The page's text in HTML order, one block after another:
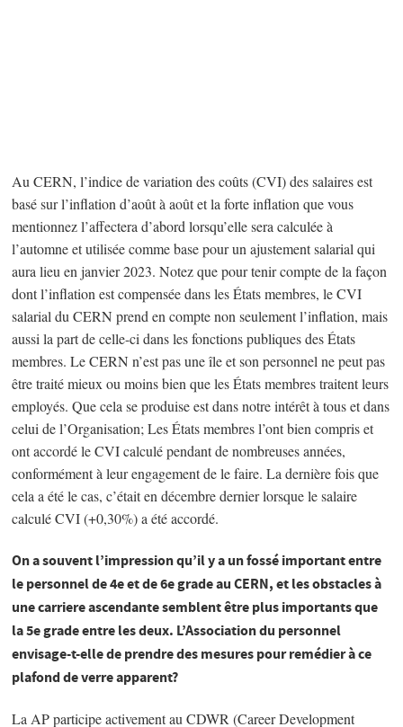
Au CERN, l’indice de variation des coûts (CVI) des salaires est
basé sur l’inflation d’août à août et la forte inflation que vous
mentionnez l’affectera d’abord lorsqu’elle sera calculée à
l’automne et utilisée comme base pour un ajustement salarial qui
aura lieu en janvier 2023. Notez que pour tenir compte de la façon
dont l’inflation est compensée dans les États membres, le CVI
salarial du CERN prend en compte non seulement l’inflation, mais
aussi la part de celle-ci dans les fonctions publiques des États
membres. Le CERN n’est pas une île et son personnel ne peut pas
être traité mieux ou moins bien que les États membres traitent leurs
employés. Que cela se produise est dans notre intérêt à tous et dans
celui de l’Organisation; Les États membres l’ont bien compris et
ont accordé le CVI calculé pendant de nombreuses années,
conformément à leur engagement de le faire. La dernière fois que
cela a été le cas, c’était en décembre dernier lorsque le salaire
calculé CVI (+0,30%) a été accordé.
On a souvent l’impression qu’il y a un fossé important entre
le personnel de 4e et de 6e grade au CERN, et les obstacles à
une carriere ascendante semblent être plus importants que
la 5e grade entre les deux. L’Association du personnel
envisage-t-elle de prendre des mesures pour remédier à ce
plafond de verre apparent?
La AP participe activement au CDWR (Career Development